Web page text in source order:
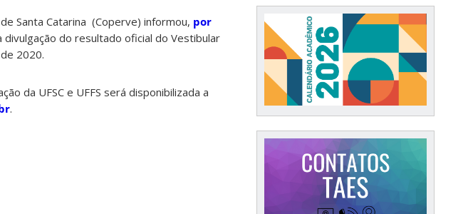
Santa Catarina (Coperve) informou, por
do resultado oficial do Vestibular
2020.
da UFSC e UFFS será disponibilizada a
.